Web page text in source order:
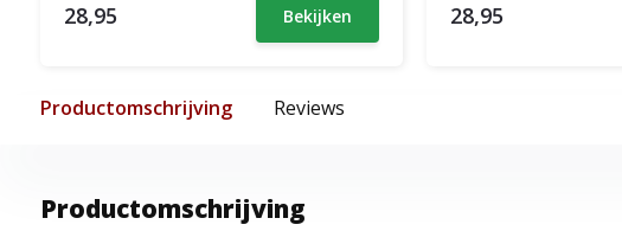
28,95 Bekijken 28,95
Productomschrijving Reviews
Productomschrijving